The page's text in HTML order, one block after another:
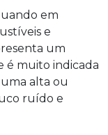
em
e
um
é muito indicada
alta ou
ruído e